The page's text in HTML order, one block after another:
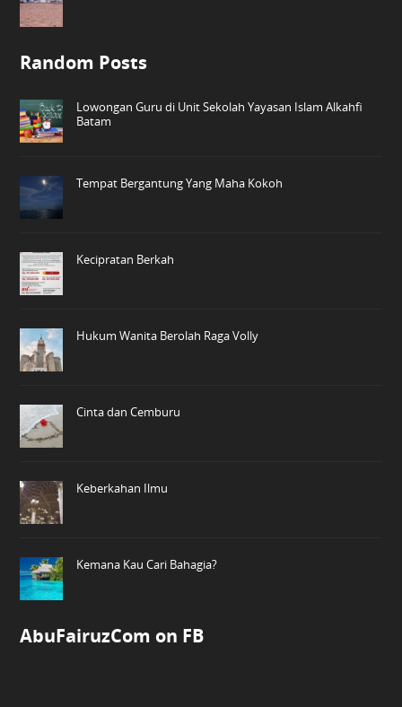
Random Posts
Lowongan Guru di Unit Sekolah Yayasan Islam Alkahfi
Batam
Tempat Bergantung Yang Maha Kokoh
Kecipratan Berkah
Hukum Wanita Berolah Raga Volly
Cinta dan Cemburu
Keberkahan Ilmu
Kemana Kau Cari Bahagia?
AbuFairuzCom on FB